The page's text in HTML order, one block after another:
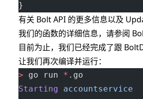
}
有关 Bolt API 的更多信息以及
我们的函数的详细信息，请参阅
目前为止，我们已经完成了跟
让我们再次编译并运行：
> go run * .go
Starting accountservice